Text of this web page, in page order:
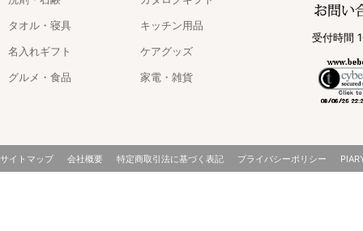
タオル・寝具
キッチン用品
名入れギフト
ケアグッズ
グルメ・食品
家電・雑貨
受付時間
サイトマップ 会社概要 特定商取引法に基づく表記 プライバシーポリシー